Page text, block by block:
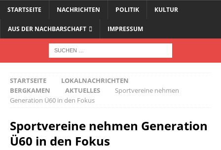
STARTSEITE NACHRICHTEN POLITIK KULTUR
AUS DER NACHBARSCHAFT IMPRESSUM
STARTSEITE
LOKALNACHRICHTEN
BERGKAMEN
AKTUELLES
Sportvereine nehmen
Generation Ü60 in den Fokus
Sportvereine nehmen Generation
Ü60 in den Fokus